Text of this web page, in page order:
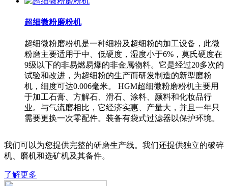
超细微粉磨粉机
超细微粉磨粉机是一种细粉及超细粉的加工设备，此微
粉磨主要适用于中、低硬度，湿度小于6%，莫氏硬度在
9级以下的非易燃易爆的非金属物料。它是经过20多次的
试验和改进，为超细粉的生产而研发制造的新型磨粉
机，细度可达0.006毫米。 HGM超细微粉磨粉机主要用
于加工石膏、方解石、滑石、涂料、颜料和化妆品行
业。与气流磨相比，它经济实惠、产量大，并且一年只
需要更换一次零配件。装备有袋式过滤器以保护环境。
我们可以为您提供完整的研磨生产线。我们还提供独立的破碎
机、磨机和选矿机及其备件。
了解更多